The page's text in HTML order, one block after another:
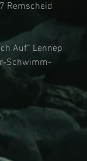
Remscheid
Auf“ Lennep
Schwimm-